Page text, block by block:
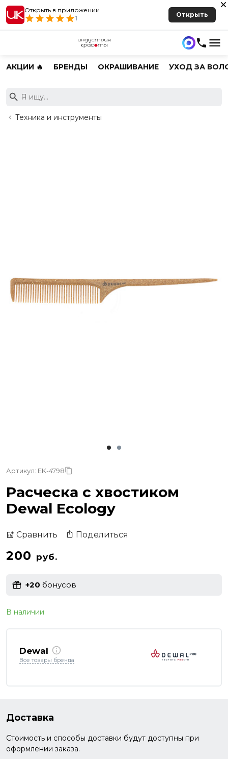
Открыть в приложении
1
Открыть
АКЦИИ 🔥 БРЕНДЫ ОКРАШИВАНИЕ УХОД ЗА
Техника и инструменты
Артикул: EK-4798
Расческа с хвостиком
Dewal Ecology
Сравнить Поделиться
200 руб.
+20 бонусов
В наличии
Dewal
Все товары бренда
Доставка
Стоимость и способы доставки будут доступны при
оформлении заказа.